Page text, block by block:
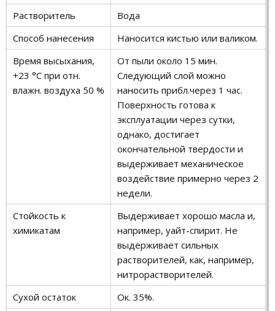
Растворитель
Вода
Способ нанесения
Наносится кистью или валиком.
Время высыхания,
+23 °C при отн.
влажн. воздуха 50 %
От пыли около 15 мин.
Следующий слой можно
наносить прибл.через 1 час.
Поверхность готова к
эксплуатации через сутки,
однако, достигает
окончательной твердости и
выдерживает механическое
воздействие примерно через 2
недели.
Стойкость к
химикатам
Выдерживает хорошо масла и,
например, уайт-спирит. Не
выдерживает сильных
растворителей, как, например,
нитрорастворителей.
Сухой остаток
Ок. 35%.